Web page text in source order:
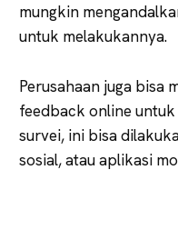
mungkin
untuk melakukannya.
Perusahaan juga bisa
feedback online
survei, ini bisa
sosial, atau aplikasi